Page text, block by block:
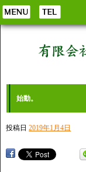
始動。
投稿日 2019年1月4日